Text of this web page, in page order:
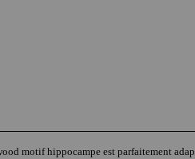
motif hippocampe est parfaitement